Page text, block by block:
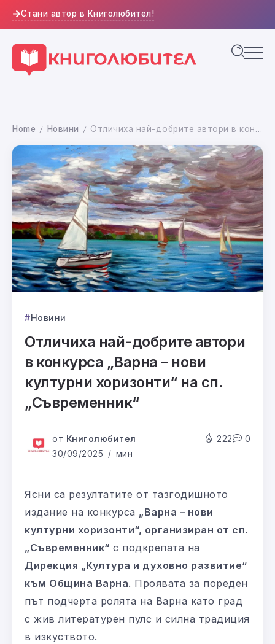
Стани автор в Книголюбител!
Home / Новини / Отличиха най-добрите автори в конкурса „Варна – нови културни хоризонти“ на сп. „Съвременник“
Новини
Отличиха най-добрите автори
в конкурса „Варна – нови
културни хоризонти“ на сп.
„Съвременник“
от Книголюбител
30/09/2025
мин
222 0
Ясни са резултатите от тазгодишното
издание на конкурса „Варна – нови
културни хоризонти“, организиран от сп.
„Съвременник“ с подкрепата на
Дирекция „Култура и духовно развитие“
към Община Варна. Проявата за пореден
път подчерта ролята на Варна като град
с жив литературен пулс и силна традиция
в изкуството.